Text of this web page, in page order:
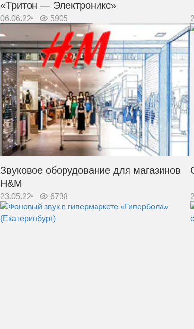
«Тритон — Электроникс»
06.06.22 5905
Звуковое оборудование для магазинов
H&M
23.05.22 6738